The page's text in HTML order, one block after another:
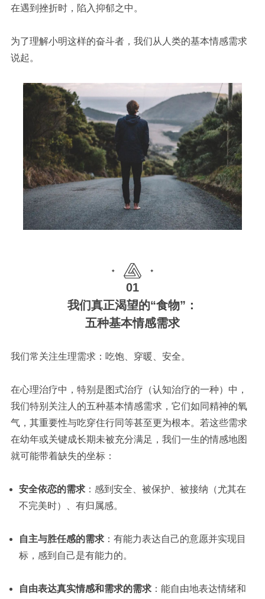
在遇到挫折时，陷入抑郁之中。
为了理解小明这样的奋斗者，我们从人类的基本情感需求
说起。
01
我们真正渴望的“食物”：
五种基本情感需求
我们常关注生理需求：吃饱、穿暖、安全。
在心理治疗中，特别是图式治疗（认知治疗的一种）中，
我们特别关注人的五种基本情感需求，它们如同精神的氧
气，其重要性与吃穿住行同等甚至更为根本。若这些需求
在幼年或关键成长期未被充分满足，我们一生的情感地图
就可能带着缺失的坐标：
安全依恋的需求：感到安全、被保护、被接纳（尤其在
不完美时）、有归属感。
自主与胜任感的需求：有能力表达自己的意愿并实现目
标，感到自己是有能力的。
自由表达真实情感和需求的需求：能自由地表达情绪和